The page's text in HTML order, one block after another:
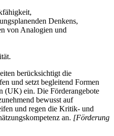
Denkens,
von Analogien und
berücksichtigt die
und setzt begleitend Formen
(UK) ein. Die Förderangebote
bewusst auf
und regen die Kritik- und
an. [Förderung